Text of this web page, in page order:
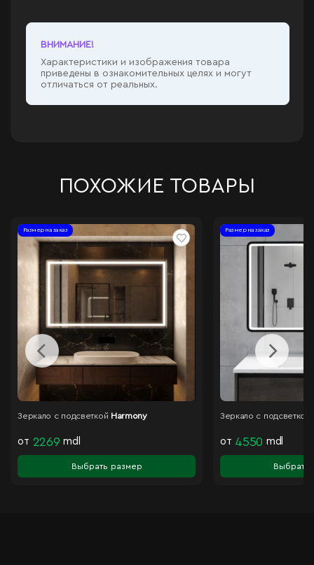
ВНИМАНИЕ!
Характеристики и изображения товара
приведены в ознакомительных целях и могут
отличаться от реальных.
ПОХОЖИЕ ТОВАРЫ
Размер на заказ
Зеркало с подсветкой Harmony
от 2269 mdl
Выбрать размер
Размер на заказ
Зеркало с подсветкой
от 4550 mdl
Выбрать